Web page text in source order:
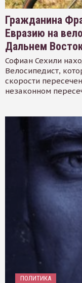
Гражданина
Евразию на
Дальнем
Софиан Сехили
Велосипедист,
скорости
незаконном
ПОЛИТИКА